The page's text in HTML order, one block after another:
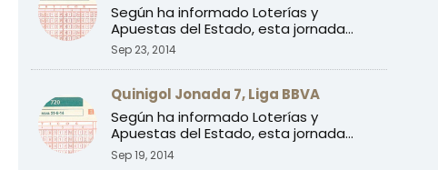
Según ha informado Loterías y
Apuestas del Estado, esta jornada
Sep 23, 2014
Quinigol Jonada 7, Liga BBVA
Según ha informado Loterías y
Apuestas del Estado, esta jornada
Sep 19, 2014